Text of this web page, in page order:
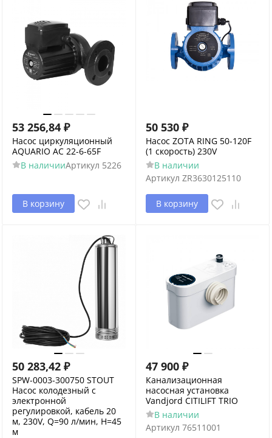
53 256,84 ₽
Насос циркуляционный
AQUARIO AC 22-6-65F
В наличииАртикул 5226
В корзину
50 530 ₽
Насос ZOTA RING 50-120F
(1 скорость) 230V
В наличии
Артикул ZR3630125110
В корзину
50 283,42 ₽
SPW-0003-300750 STOUT
Насос колодезный с
электронной
регулировкой, кабель 20
м, 230V, Q=90 л/мин, H=45
м
47 900 ₽
Канализационная
насосная установка
Vandjord CITILIFT TRIO
В наличии
Артикул 76511001